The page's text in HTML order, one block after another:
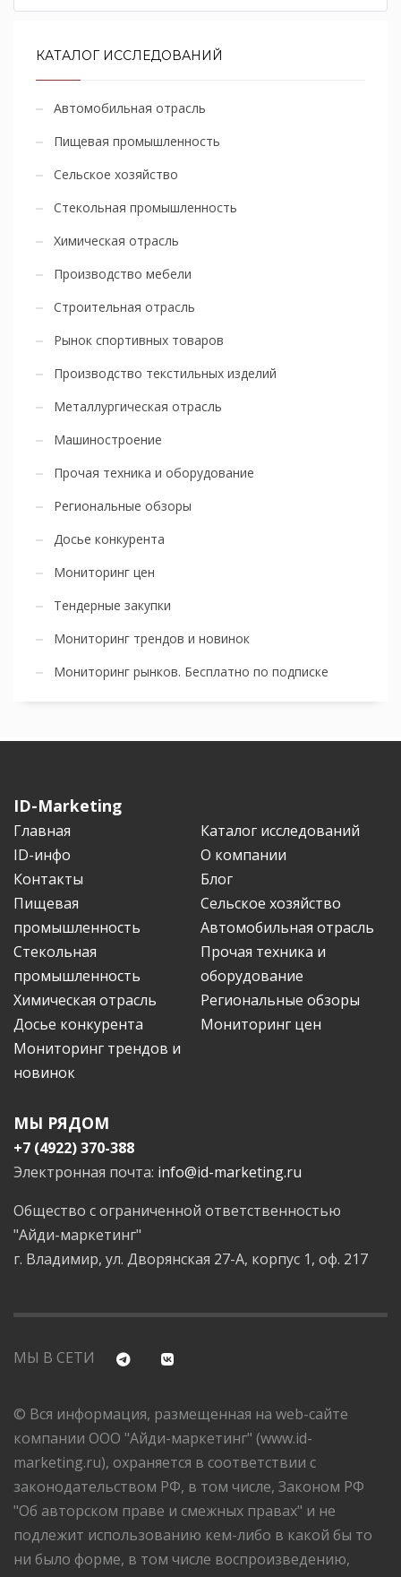
КАТАЛОГ ИССЛЕДОВАНИЙ
Автомобильная отрасль
Пищевая промышленность
Сельское хозяйство
Стекольная промышленность
Химическая отрасль
Производство мебели
Строительная отрасль
Рынок спортивных товаров
Производство текстильных изделий
Металлургическая отрасль
Машиностроение
Прочая техника и оборудование
Региональные обзоры
Досье конкурента
Мониторинг цен
Тендерные закупки
Мониторинг трендов и новинок
Мониторинг рынков. Бесплатно по подписке
ID-Marketing
Главная
Каталог исследований
ID-инфо
О компании
Контакты
Блог
Пищевая
промышленность
Сельское хозяйство
Автомобильная отрасль
Стекольная
промышленность
Прочая техника и
оборудование
Химическая отрасль
Региональные обзоры
Досье конкурента
Мониторинг цен
Мониторинг трендов и
новинок
МЫ РЯДОМ
+7 (4922) 370-388
Электронная почта: info@id-marketing.ru
Общество с ограниченной ответственностью
"Айди-маркетинг"
г. Владимир, ул. Дворянская 27-А, корпус 1, оф. 217
МЫ В СЕТИ
© Вся информация, размещенная на web-сайте
компании ООО "Айди-маркетинг" (www.id-
marketing.ru), охраняется в соответствии с
законодательством РФ, в том числе, Законом РФ
"Об авторском праве и смежных правах" и не
подлежит использованию кем-либо в какой бы то
ни было форме, в том числе воспроизведению,